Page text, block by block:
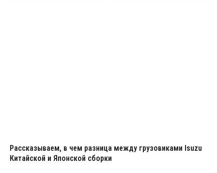
Рассказываем, в чем разница между грузовиками Isuzu
Китайской и Японской сборки